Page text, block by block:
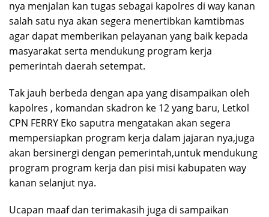
nya menjalan kan tugas sebagai kapolres di way kanan
salah satu nya akan segera menertibkan kamtibmas
agar dapat memberikan pelayanan yang baik kepada
masyarakat serta mendukung program kerja
pemerintah daerah setempat.
Tak jauh berbeda dengan apa yang disampaikan oleh
kapolres , komandan skadron ke 12 yang baru, Letkol
CPN FERRY Eko saputra mengatakan akan segera
mempersiapkan program kerja dalam jajaran nya,juga
akan bersinergi dengan pemerintah,untuk mendukung
program program kerja dan pisi misi kabupaten way
kanan selanjut nya.
Ucapan maaf dan terimakasih juga di sampaikan